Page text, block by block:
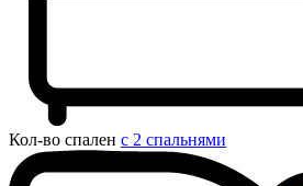
Кол-во спален с 2 спальнями